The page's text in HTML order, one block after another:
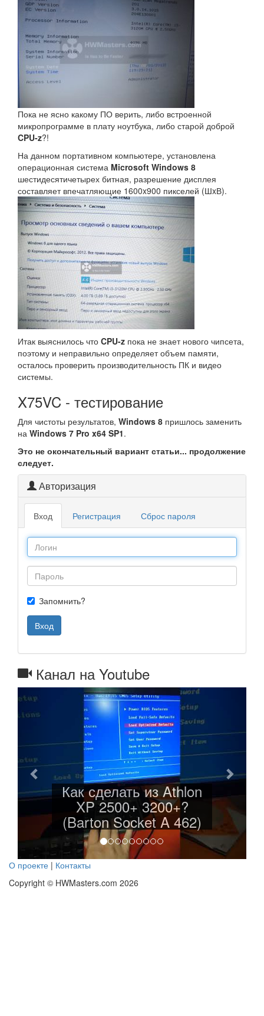
Пока не ясно какому ПО верить, либо встроенной
микропрограмме в плату ноутбука, либо старой доброй
CPU-z?!
На данном портативном компьютере, установлена
операционная система Microsoft Windows 8
шестидесятичетырех битная, разрешение дисплея
составляет впечатляющие 1600x900 пикселей (ШxВ).
Итак выяснилось что CPU-z пока не знает нового чипсета,
поэтому и неправильно определяет объем памяти,
осталось проверить производительность ПК и видео
системы.
X75VC - тестирование
Для чистоты результатов, Windows 8 пришлось заменить
на Windows 7 Pro x64 SP1.
Это не окончательный вариант статьи... продолжение
следует.
Авторизация
Вход Регистрация Сброс пароля
Запомнить?
Вход
Канал на Youtube
Легенда ожила! (Epox
EP-8RDA3I Socket A
462)
Назад
О проекте | Контакты
Copyright © HWMasters.com 2026